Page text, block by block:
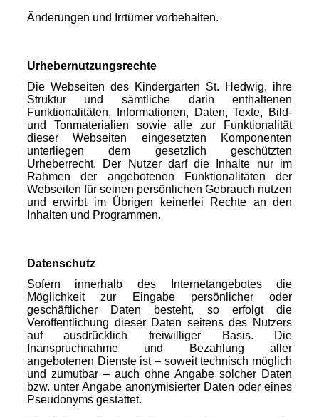
Änderungen und Irrtümer vorbehalten.
Urhebernutzungsrechte
Die Webseiten des Kindergarten St. Hedwig, ihre
Struktur und sämtliche darin enthaltenen
Funktionalitäten, Informationen, Daten, Texte, Bild-
und Tonmaterialien sowie alle zur Funktionalität
dieser Webseiten eingesetzten Komponenten
unterliegen dem gesetzlich geschützten
Urheberrecht. Der Nutzer darf die Inhalte nur im
Rahmen der angebotenen Funktionalitäten der
Webseiten für seinen persönlichen Gebrauch nutzen
und erwirbt im Übrigen keinerlei Rechte an den
Inhalten und Programmen.
Datenschutz
Sofern innerhalb des Internetangebotes die
Möglichkeit zur Eingabe persönlicher oder
geschäftlicher Daten besteht, so erfolgt die
Veröffentlichung dieser Daten seitens des Nutzers
auf ausdrücklich freiwilliger Basis. Die
Inanspruchnahme und Bezahlung aller
angebotenen Dienste ist – soweit technisch möglich
und zumutbar – auch ohne Angabe solcher Daten
bzw. unter Angabe anonymisierter Daten oder eines
Pseudonyms gestattet.